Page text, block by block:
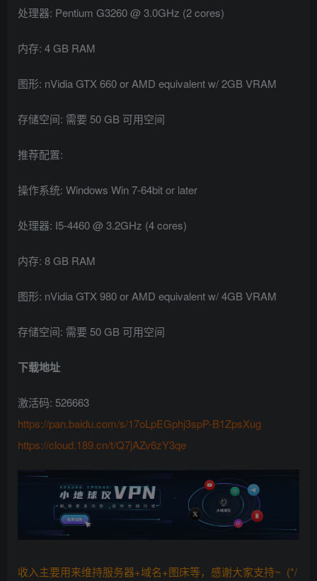
处理器: Pentium G3260 @ 3.0GHz (2 cores)
内存: 4 GB RAM
图形: nVidia GTX 660 or AMD equivalent w/ 2GB VRAM
存储空间: 需要 50 GB 可用空间
推荐配置:
操作系统: Windows Win 7-64bit or later
处理器: I5-4460 @ 3.2GHz (4 cores)
内存: 8 GB RAM
图形: nVidia GTX 980 or AMD equivalent w/ 4GB VRAM
存储空间: 需要 50 GB 可用空间
下载地址
激活码: 526663
https://pan.baidu.com/s/17oLpEGphj3spP-B1ZpsXug
https://cloud.189.cn/t/Q7jAZv6zY3qe
收入主要用来维持服务器+域名+图床等，感谢大家支持~ (*/